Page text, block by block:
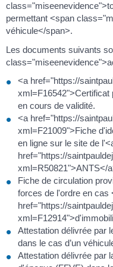
permettant <span
véhicule</span>.
Les documents suivants
<a href="https://
xml=F16542">Certificat
en cours de validité.
<a href="https://
xml=F21009">Fiche
en ligne sur le site de
href="https://
xml=R50821">ANTS</
Fiche de circulation
forces de l'ordre en cas
href="https://
Attestation délivrée par
dans le cas d’un
Attestation délivrée par